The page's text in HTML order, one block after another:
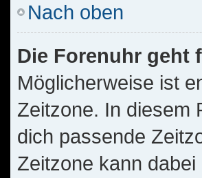
Nach oben
Die Forenuhr geht
Möglicherweise ist
Zeitzone. In diesem
dich passende
Zeitzone kann